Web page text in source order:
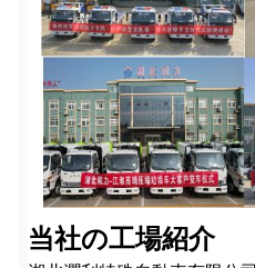
当社の工場紹介